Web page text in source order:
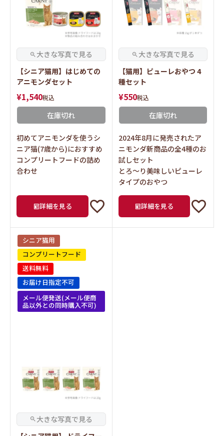
【シニア猫用】はじめての
アニモンダセット
¥1,540税込
在庫切れ
初めてアニモンダを使うシ
ニア猫(7歳から)におすすめ
コンプリートフードの詰め
合わせ
詳細を見る
【猫用】ピューレおやつ 4
種セット
¥550税込
在庫切れ
2024年8月に発売されたア
ニモンダ新商品の全4種のお
試しセット
とろ～り美味しいピューレ
タイプのおやつ
詳細を見る
シニア猫用
コンプリートフード
送料無料
お届け日指定不可
メール便発送(メール便商
品以外との同時購入不可)